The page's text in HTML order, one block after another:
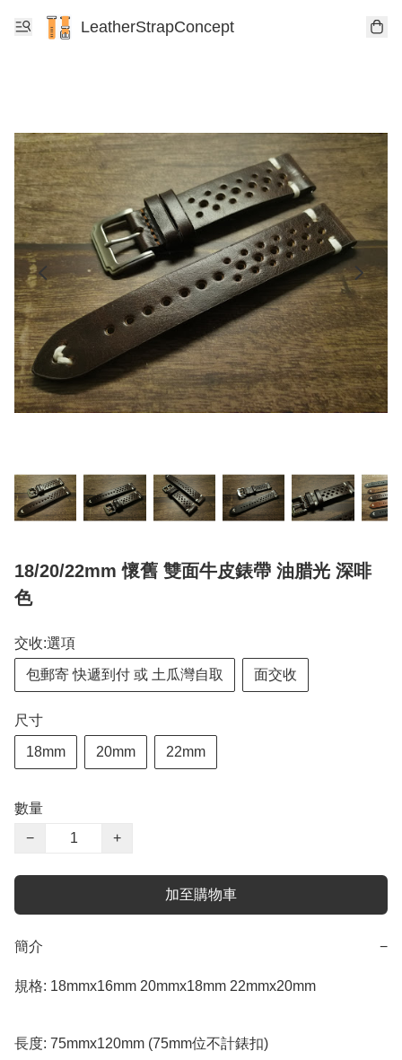
LeatherStrapConcept
18/20/22mm 懷舊 雙面牛皮錶帶 油腊光 深啡
色
交收:選項
包郵寄 快遞到付 或 土瓜灣自取 面交收
尺寸
18mm 20mm 22mm
數量
−
+
加至購物車
簡介 −
規格: 18mmx16mm 20mmx18mm 22mmx20mm
長度: 75mmx120mm (75mm位不計錶扣)